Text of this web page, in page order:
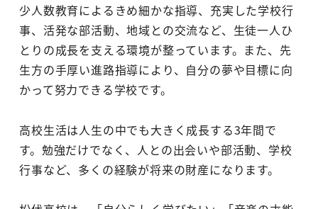
少人数教育によるきめ細かな指導、充実した学校行
事、活発な部活動、地域との交流など、生徒一人ひ
とりの成長を支える環境が整っています。また、先
生方の手厚い進路指導により、自分の夢や目標に向
かって努力できる学校です。
高校生活は人生の中でも大きく成長する3年間で
す。勉強だけでなく、人との出会いや部活動、学校
行事など、多くの経験が将来の財産になります。